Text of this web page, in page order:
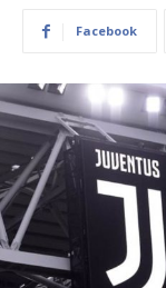
Facebook